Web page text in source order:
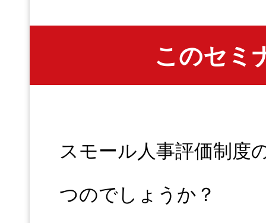
このセミ
スモール人事評価制度
つのでしょうか？